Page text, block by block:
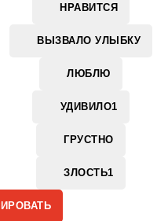
НРАВИТСЯ
ВЫЗВАЛО УЛЫБКУ
ЛЮБЛЮ
УДИВИЛО1
ГРУСТНО
ЗЛОСТЬ1